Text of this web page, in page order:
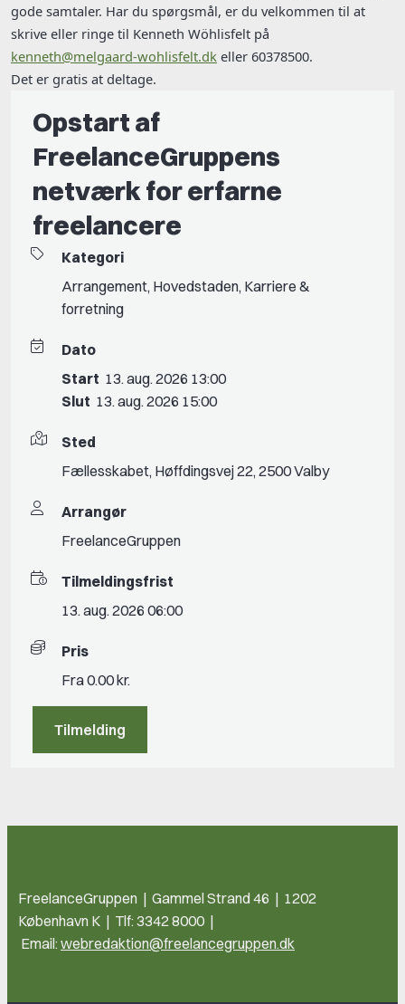
gode samtaler. Har du spørgsmål, er du velkommen til at
skrive eller ringe til Kenneth Wöhlisfelt på
kenneth@melgaard-wohlisfelt.dk eller 60378500.
Det er gratis at deltage.
Opstart af
FreelanceGruppens
netværk for erfarne
freelancere
Kategori
Arrangement, Hovedstaden, Karriere &
forretning
Dato
Start 13. aug. 2026 13:00
Slut 13. aug. 2026 15:00
Sted
Fællesskabet, Høffdingsvej 22, 2500 Valby
Arrangør
FreelanceGruppen
Tilmeldingsfrist
13. aug. 2026 06:00
Pris
Fra 0.00 kr.
Tilmelding
FreelanceGruppen | Gammel Strand 46 | 1202
København K | Tlf: 3342 8000 |
Email: webredaktion@freelancegruppen.dk